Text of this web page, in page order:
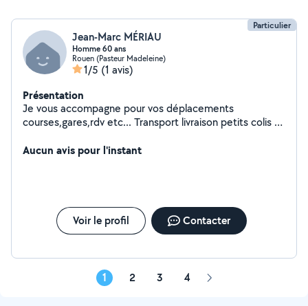
Particulier
Jean-Marc MÉRIAU
Homme 60 ans
Rouen (Pasteur Madeleine)
1/5 (1 avis)
Présentation
Je vous accompagne pour vos déplacements
courses,gares,rdv etc... Transport livraison petits colis Je
Aucun avis pour l'instant
Voir le profil Contacter
1 2 3 4 Page